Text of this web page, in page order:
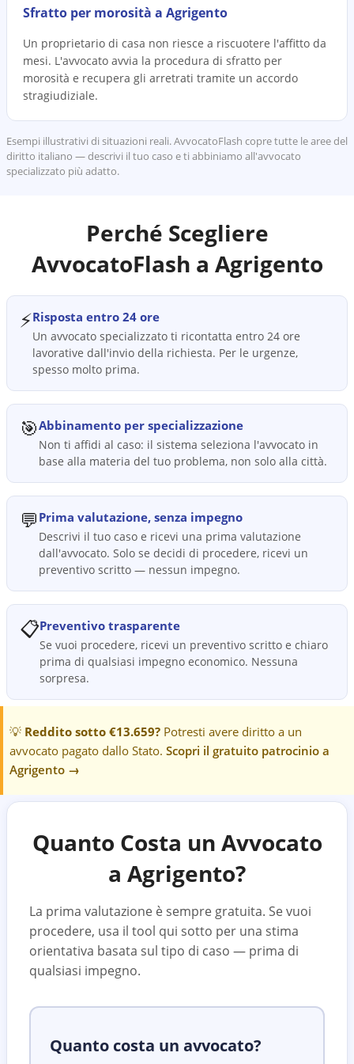
Sfratto per morosità a Agrigento
Un proprietario di casa non riesce a riscuotere l'affitto da
mesi. L'avvocato avvia la procedura di sfratto per
morosità e recupera gli arretrati tramite un accordo
stragiudiziale.
Esempi illustrativi di situazioni reali. AvvocatoFlash copre tutte le aree del
diritto italiano — descrivi il tuo caso e ti abbiniamo all'avvocato
specializzato più adatto.
Perché Scegliere
AvvocatoFlash a Agrigento
⚡Risposta entro 24 ore
Un avvocato specializzato ti ricontatta entro 24 ore
lavorative dall'invio della richiesta. Per le urgenze,
spesso molto prima.
🎯Abbinamento per specializzazione
Non ti affidi al caso: il sistema seleziona l'avvocato in
base alla materia del tuo problema, non solo alla città.
💬 Prima valutazione, senza impegno
Descrivi il tuo caso e ricevi una prima valutazione
dall'avvocato. Solo se decidi di procedere, ricevi un
preventivo scritto — nessun impegno.
📋Preventivo trasparente
Se vuoi procedere, ricevi un preventivo scritto e chiaro
prima di qualsiasi impegno economico. Nessuna
sorpresa.
💡 Reddito sotto €13.659? Potresti avere diritto a un
avvocato pagato dallo Stato. Scopri il gratuito patrocinio a
Agrigento →
Quanto Costa un Avvocato
a Agrigento?
La prima valutazione è sempre gratuita. Se vuoi
procedere, usa il tool qui sotto per una stima
orientativa basata sul tipo di caso — prima di
qualsiasi impegno.
Quanto costa un avvocato?